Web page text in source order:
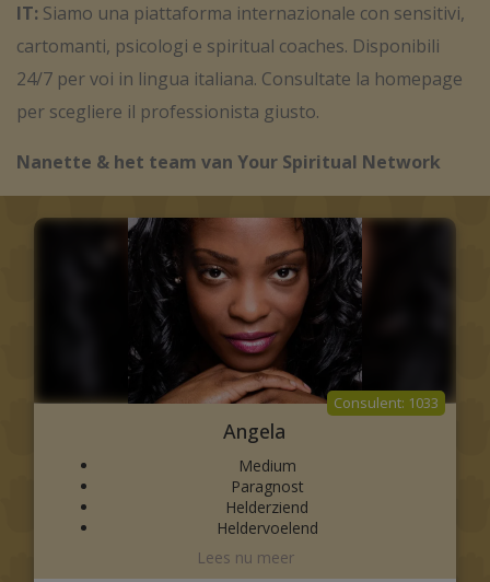
IT: Siamo una piattaforma internazionale con sensitivi,
cartomanti, psicologi e spiritual coaches. Disponibili
24/7 per voi in lingua italiana. Consultate la homepage
per scegliere il professionista giusto.
Nanette & het team van Your Spiritual Network
1033
Angela
Medium
Paragnost
Helderziend
Heldervoelend
Motivatie: Veelzijdig TopMedium zeer hoogsensitief